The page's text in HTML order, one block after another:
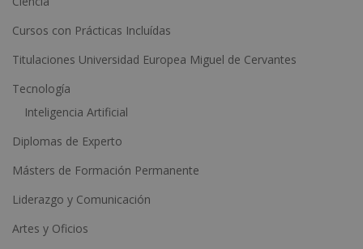
i
v
e
Cursos con Prácticas Incluídas
Titulaciones Universidad Europea Miguel de Cervantes
Tecnología
Inteligencia Artificial
Diplomas de Experto
Másters de Formación Permanente
Liderazgo y Comunicación
Artes y Oficios